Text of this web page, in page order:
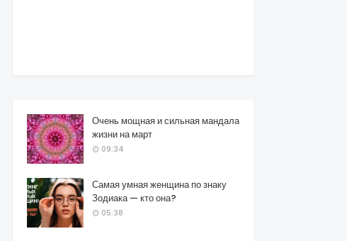
Очень мощная и сильная мандала
жизни на март
09:34
Самая умная женщина по знаку
Зодиака — кто она?
05:38